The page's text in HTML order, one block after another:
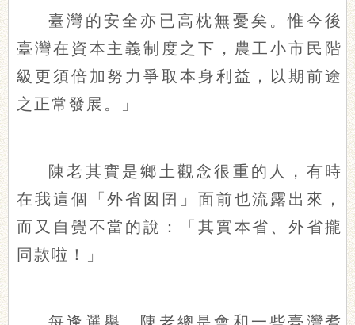
臺灣的安全亦已高枕無憂矣。惟今後
臺灣在資本主義制度之下，農工小市民階
級更須倍加努力爭取本身利益，以期前途
之正常發展。」
陳老其實是鄉土觀念很重的人，有時
在我這個「外省囡囝」面前也流露出來，
而又自覺不當的說：「其實本省、外省攏
同款啦！」